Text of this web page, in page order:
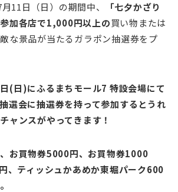
11日（日）の期間中、
「七夕かざり
参加各店で1,000円以上の買い物または
な景品が当たるガラポン抽選券をプ
(日)にふるまちモール7 特設会場にて
選会に抽選券を持って参加するとうれ
ャンスがやってきます！
お買物券5000円、 お買物券1000
、 ティッシュかあめか東堀パーク600